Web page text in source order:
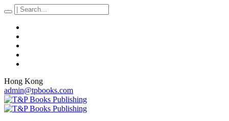
Hong Kong
admin@tpbooks.com